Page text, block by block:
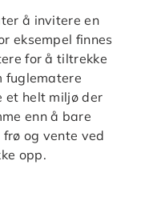
å invitere en
eksempel finnes
for å tiltrekke
fuglematere
et helt miljø der
enn å bare
og vente ved
opp.